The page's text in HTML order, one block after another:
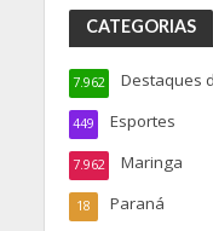
CATEGORIAS
Destaques
7.962
Esportes
449
Maringa
7.962
Paraná
18